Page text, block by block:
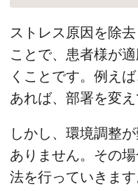
ストレス原因を除
ことで、患者様が
くことです。例え
あれば、部署を変え
しかし、環境調整
ありません。その
法を行っていきま